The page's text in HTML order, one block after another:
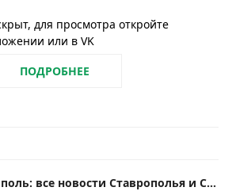
для просмотра откройте
или в VK
ПОДРОБНЕЕ
КП - Ставрополь: все новости Ставрополья и СКФО